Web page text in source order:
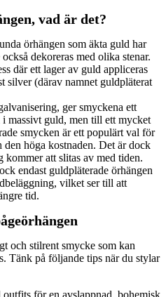
vad är det?
örhängen som äkta guld har
dekoreras med olika stenar.
där ett lager av guld appliceras
silver (därav namnet guldpläterat
ger smyckena ett
massivt guld, men till ett mycket
smycken är ett populärt val för
höga kostnaden. Det är dock
att slitas av med tiden.
endast guldpläterade örhängen
vilket ser till att
tid.
och stilrent smycke som kan
Tänk på följande tips när du stylar